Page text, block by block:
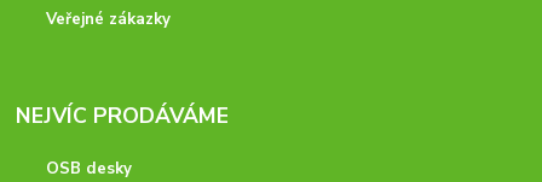
Veřejné zákazky
NEJVÍC PRODÁVÁME
OSB desky